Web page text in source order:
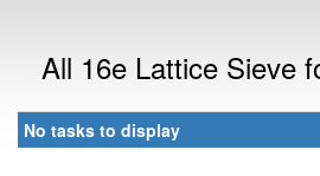
All 16e Lattice Sieve
No tasks to display